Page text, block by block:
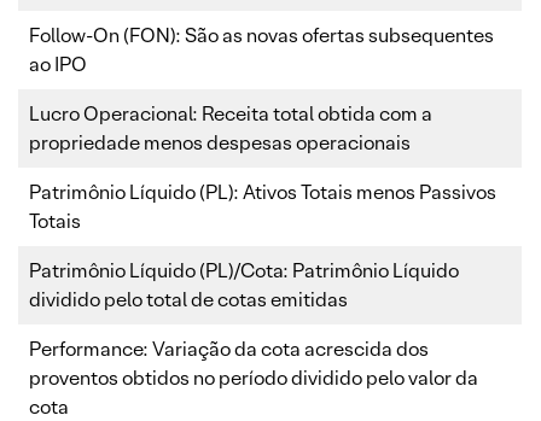
Follow-On (FON): São as novas ofertas subsequentes
ao IPO
Lucro Operacional: Receita total obtida com a
propriedade menos despesas operacionais
Patrimônio Líquido (PL): Ativos Totais menos Passivos
Totais
Patrimônio Líquido (PL)/Cota: Patrimônio Líquido
dividido pelo total de cotas emitidas
Performance: Variação da cota acrescida dos
proventos obtidos no período dividido pelo valor da
cota